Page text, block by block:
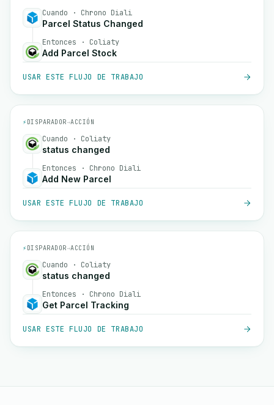
Cuando · Chrono Diali
Parcel Status Changed
Entonces · Coliaty
Add Parcel Stock
USAR ESTE FLUJO DE TRABAJO
⚡ DISPARADOR→ACCIÓN
Cuando · Coliaty
status changed
Entonces · Chrono Diali
Add New Parcel
USAR ESTE FLUJO DE TRABAJO
⚡ DISPARADOR→ACCIÓN
Cuando · Coliaty
status changed
Entonces · Chrono Diali
Get Parcel Tracking
USAR ESTE FLUJO DE TRABAJO